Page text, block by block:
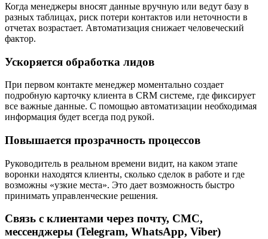
Когда менеджеры вносят данные вручную или ведут базу в
разных таблицах, риск потери контактов или неточности в
отчетах возрастает. Автоматизация снижает человеческий
фактор.
Ускоряется обработка лидов
При первом контакте менеджер моментально создает
подробную карточку клиента в CRM системе, где фиксирует
все важные данные. С помощью автоматизации необходимая
информация будет всегда под рукой.
Повышается прозрачность процессов
Руководитель в реальном времени видит, на каком этапе
воронки находятся клиенты, сколько сделок в работе и где
возможны «узкие места». Это дает возможность быстро
принимать управленческие решения.
Связь с клиентами через почту, СМС,
мессенджеры (Telegram, WhatsApp, Viber)